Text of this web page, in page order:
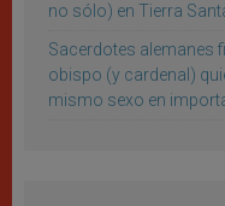
no sólo) en Tierra
Sacerdotes alemanes
obispo (y cardenal)
mismo sexo en